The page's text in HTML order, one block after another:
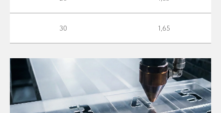
30 1,65